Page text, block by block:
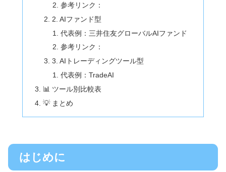
参考リンク：
2. AIファンド型
代表例：三井住友グローバルAIファンド
参考リンク：
3. AIトレーディングツール型
代表例：TradeAI
📊 ツール別比較表
💡 まとめ
はじめに